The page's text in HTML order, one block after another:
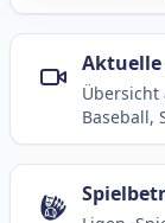
Aktuelle
Baseball,